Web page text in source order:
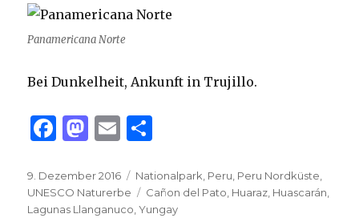
Panamericana Norte
Bei Dunkelheit, Ankunft in Trujillo.
F
c
e
M
to
d
E
ai
l
le
n
Veröffentlicht
am
9. Dezember 2016 Kategorien
Nationalpark Peru Peru Nordküste
UNESCO Naturerbe
Schlagwörter
Cañon del Pato Huaraz Huascarán
Lagunas Llanganuco ,Yungay